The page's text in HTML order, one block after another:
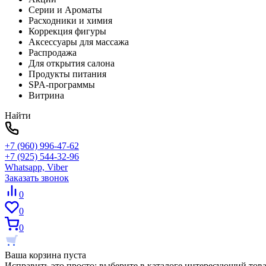
Серии и Ароматы
Расходники и химия
Коррекция фигуры
Аксессуары для массажа
Распродажа
Для открытия салона
Продукты питания
SPA-программы
Витрина
Найти
+7 (960) 996-47-62
+7 (925) 544-32-96
Whatsapp, Viber
Заказать звонок
0
0
0
Ваша корзина пуста